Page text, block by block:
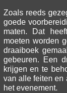
Zoals reeds
goede
maten. Dat
moeten worden
draaiboek
gebeuren. Een
krijgen en te
van alle feiten en
het evenement.